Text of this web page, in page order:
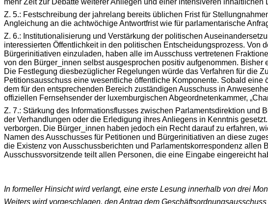
mehr Zeit zur Debatte weiterer Anliegen und einer intensiveren inhaltlichen
Z. 5.: Festschreibung der jahrelang bereits üblichen Frist für
Angleichung an die achtwöchige Antwortfrist wie für parlamentarische
Z. 6.: Institutionalisierung und Verstärkung der politischen
interessierten Öffentlichkeit in den politischen Entscheidungsprozess. Von
Bürgerinitiativen einzuladen, haben alle im Ausschuss vertretenen
von den Bürger_innen selbst ausgesprochen positiv aufgenommen.
Die Festlegung diesbezüglicher Regelungen würde das Verfahren für die
Petitionsausschuss eine wesentliche öffentliche Komponente. Sobald
dem für den entsprechenden Bereich zuständigen Ausschuss in
offiziellen Fernsehsender der luxemburgischen Abgeordnetenkammer,
Z. 7.: Stärkung des Informationsflusses zwischen Parlamentsdirektion und
der Verhandlungen oder die Erledigung ihres Anliegens in Kenntnis
verborgen. Die Bürger_innen haben jedoch ein Recht darauf zu erfahren,
Namen des Ausschusses für Petitionen und Bürgerinitiativen an diese
die Existenz von Ausschussberichten und Parlamentskorrespondenz
Ausschussvorsitzende teilt allen Personen, die eine Eingabe eingereicht
In formeller Hinsicht wird verlangt, eine erste Lesung innerhalb von drei
Weiters wird vorgeschlagen, den Antrag dem